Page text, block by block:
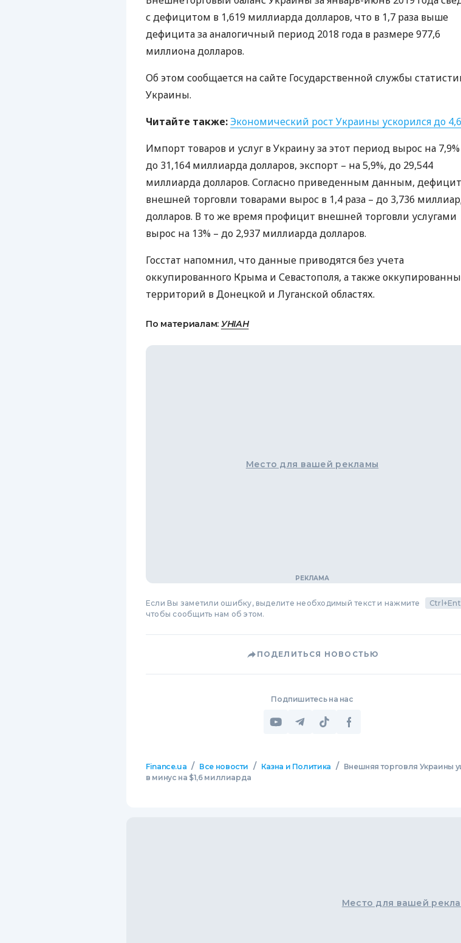
КЕШБЭКА
с дефицитом в 1,619 миллиарда долларов, что в 1,7 раза выше
дефицита за аналогичный период 2018 года в размере 977,6
миллиона долларов.
Об этом сообщается на сайте Государственной службы
Украины.
Читайте также:Экономический рост Украины ускорился до
Импорт товаров и услуг в Украину за этот период вырос на 7,9%
до 31,164 миллиарда долларов, экспорт – на 5,9%, до 29,544
миллиарда долларов. Согласно приведенным данным, дефицит
внешней торговли товарами вырос в 1,4 раза – до 3,736
долларов. В то же время профицит внешней торговли услугами
вырос на 13% – до 2,937 миллиарда долларов.
Госстат напомнил, что данные приводятся без учета
оккупированного Крыма и Севастополя, а также
территорий в Донецкой и Луганской областях.
По материалам: УНІАН
Место для вашей рекламы
Если Вы заметили ошибку, выделите необходимый текст и нажмите
чтобы сообщить нам об этом.
ПОДЕЛИТЬСЯ НОВОСТЬЮ
Подпишитесь на нас
Finance.ua / Все новости / Казна и Политика /
Внешняя торговля Украины
в минус на $1,6 миллиарда
Место для вашей